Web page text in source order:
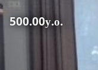
500.00у.о.